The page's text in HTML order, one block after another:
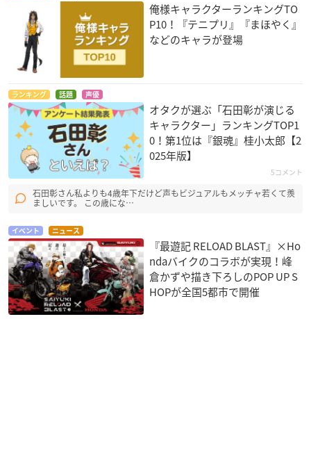
俺様キャラクターランキングTO
P10！『テニプリ』『まほやく』
などのキャラが登場
ランキング 話題 声優
オタクが選ぶ「石田彰が演じる
キャラクター」ランキングTOP1
0！第1位は『銀魂』桂小太郎【2
025年版】
5コメント
石田彰さん私よりも4歳年下だけど声もビジュアルもメッチャ若くて羨
ましいです。 この歳にな…
イベント ニュース
『最遊記 RELOAD BLAST』×Ho
ndaバイクのコラボが実現！峰
倉かずや描き下ろしのPOP UP S
HOPが全国5都市で開催